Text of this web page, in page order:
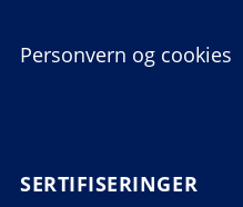
Personvern og cookies
SERTIFISERINGER